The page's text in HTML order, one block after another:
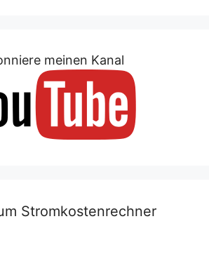
meinen Kanal
Stromkostenrechner